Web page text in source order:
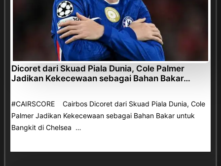
Dicoret dari Skuad Piala Dunia, Cole Palmer
Jadikan Kekecewaan sebagai Bahan Bakar…
#CAIRSCORE Cairbos Dicoret dari Skuad Piala Dunia, Cole
Palmer Jadikan Kekecewaan sebagai Bahan Bakar untuk
Bangkit di Chelsea …